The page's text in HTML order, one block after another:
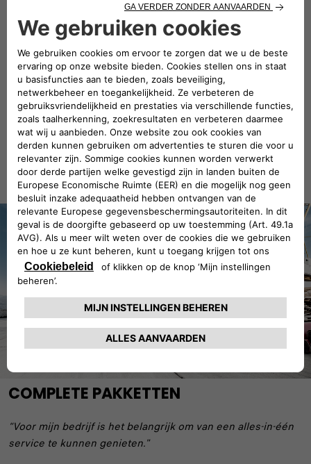
afgesloten binnen 1 jaar na aankoop van je nieuwe Fiat
Professional en vóór de eerste onderhoudsbeurt. Voor het
onderhoud kan je terecht bij de officiële Fiat Professional
Erkend Reparateur. Zo ben je verzekerd van specialistisch
onderhoud en houd je grip op de kosten.
OFFERTE AANVRAGEN
VIND EEN VERKOOPPUNT
COMPLETE PAKKETTEN
“Voor mijn bedrijf is het belangrijk om van een alles-in-één
service te kunnen genieten."